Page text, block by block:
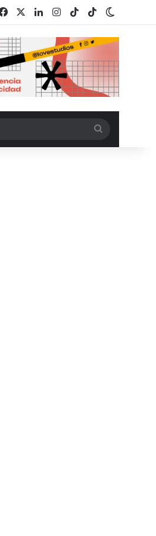
Facebook LinkedInInstagram
TikTokRSS